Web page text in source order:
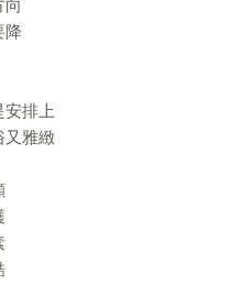
向
降
安排上
又雅緻